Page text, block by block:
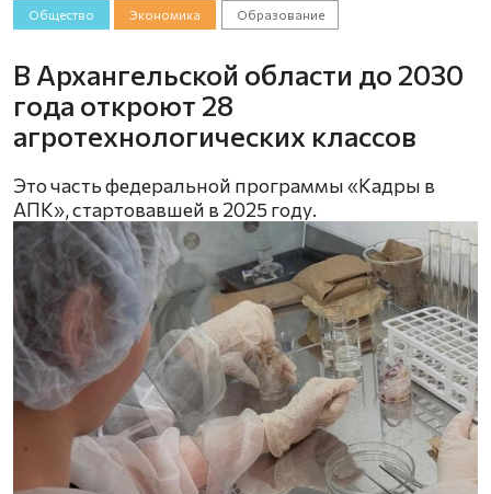
Общество Экономика Образование
В Архангельской области до 2030
года откроют 28
агротехнологических классов
Это часть федеральной программы «Кадры в
АПК», стартовавшей в 2025 году.